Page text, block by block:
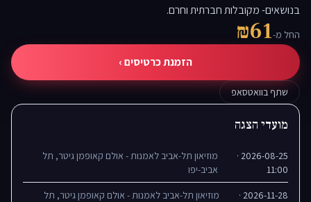
בנושאים- מקובלות חברתית וחרם.
החל מ-₪61
הזמנת כרטיסים ›
שתף בוואטסאפ
מועדי הצגה
2026-08-25 ·
11:00
מוזיאון תל-אביב לאמנות - אולם קאופמן גיטר, תל
אביב-יפו
2026-11-28 ·
מוזיאון תל-אביב לאמנות - אולם קאופמן גיטר, תל